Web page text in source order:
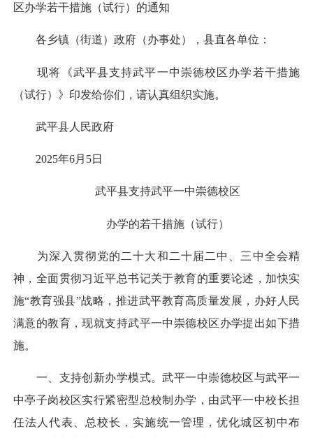
区办学若干措施（试行）的通知
各乡镇（街道）政府（办事处），县直各单位：
现将《武平县支持武平一中崇德校区办学若干措施
（试行）》印发给你们，请认真组织实施。
武平县人民政府
2025年6月5日
武平县支持武平一中崇德校区
办学的若干措施（试行）
为深入贯彻党的二十大和二十届二中、三中全会精
神，全面贯彻习近平总书记关于教育的重要论述，加快实
施“教育强县”战略，推进武平教育高质量发展，办好人民
满意的教育，现就支持武平一中崇德校区办学提出如下措
施。
一、支持创新办学模式。武平一中崇德校区与武平一
中亭子岗校区实行紧密型总校制办学，由武平一中校长担
任法人代表、总校长，实施统一管理，优化城区初中布